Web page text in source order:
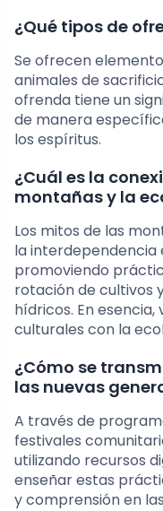
¿Qué tipos de
Se ofrecen
animales de
ofrenda tiene un
de manera
los espíritus.
¿Cuál es la
montañas y la
Los mitos de las
la interdependencia
promoviendo
rotación de cultivos
hídricos. En
culturales con la
¿Cómo se
las nuevas
A través de
festivales
utilizando recursos
enseñar estas
y comprensión en